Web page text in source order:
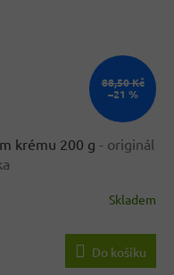
88,50 Kč
–21 %
krému 200 g - originál
Skladem
Do košíku